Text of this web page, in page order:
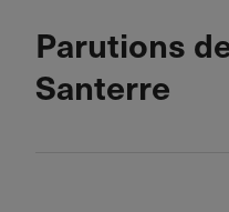
Domaines
Types
Parutions
Santerre